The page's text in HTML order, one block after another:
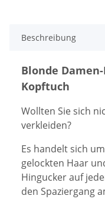
Beschreibung
Blonde
Kopftuch
Wollten Sie sich
verkleiden?
Es handelt sich
gelockten Haar
Hingucker auf
den Spaziergang